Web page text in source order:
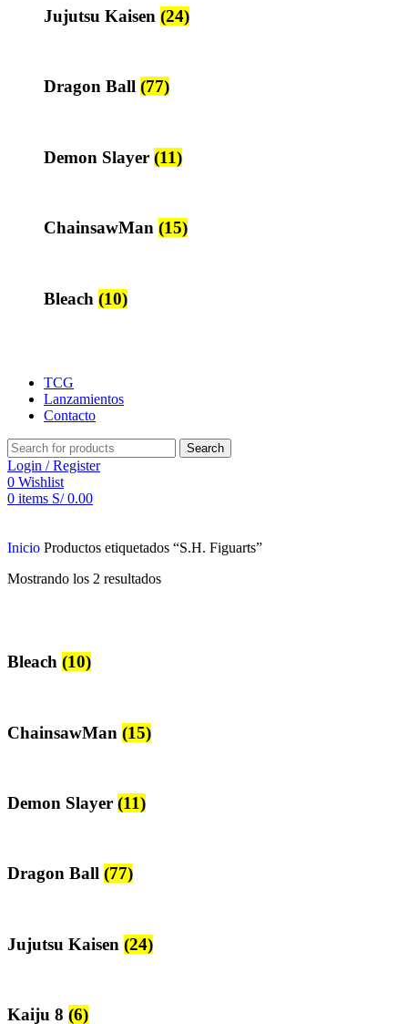
Jujutsu Kaisen (24)
Dragon Ball (77)
Demon Slayer (11)
ChainsawMan (15)
Bleach (10)
TCG
Lanzamientos
Contacto
Search
Login / Register
0 Wishlist
0 items S/0.00
Inicio Productos etiquetados “S.H. Figuarts”
Mostrando los 2 resultados
Bleach (10)
ChainsawMan (15)
Demon Slayer (11)
Dragon Ball (77)
Jujutsu Kaisen (24)
Kaiju 8 (6)